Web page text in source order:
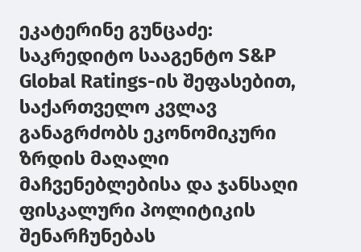
ეკატერინე გუნცაძე:
საკრედიტო სააგენტო S&P
Global Ratings-ის შეფასებით,
საქართველო კვლავ
განაგრძობს ეკონომიკური
ზრდის მაღალი
მაჩვენებლებისა და ჯანსაღი
ფისკალური პოლიტიკის
შენარჩუნებას